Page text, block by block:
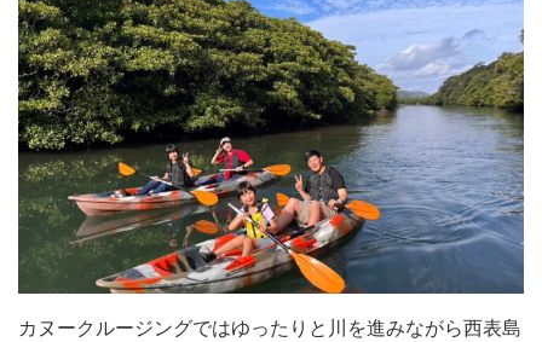
カヌークルージングではゆったりと川を進みながら西表島